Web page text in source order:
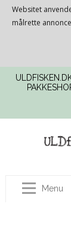
Websitet
målrette
Menu